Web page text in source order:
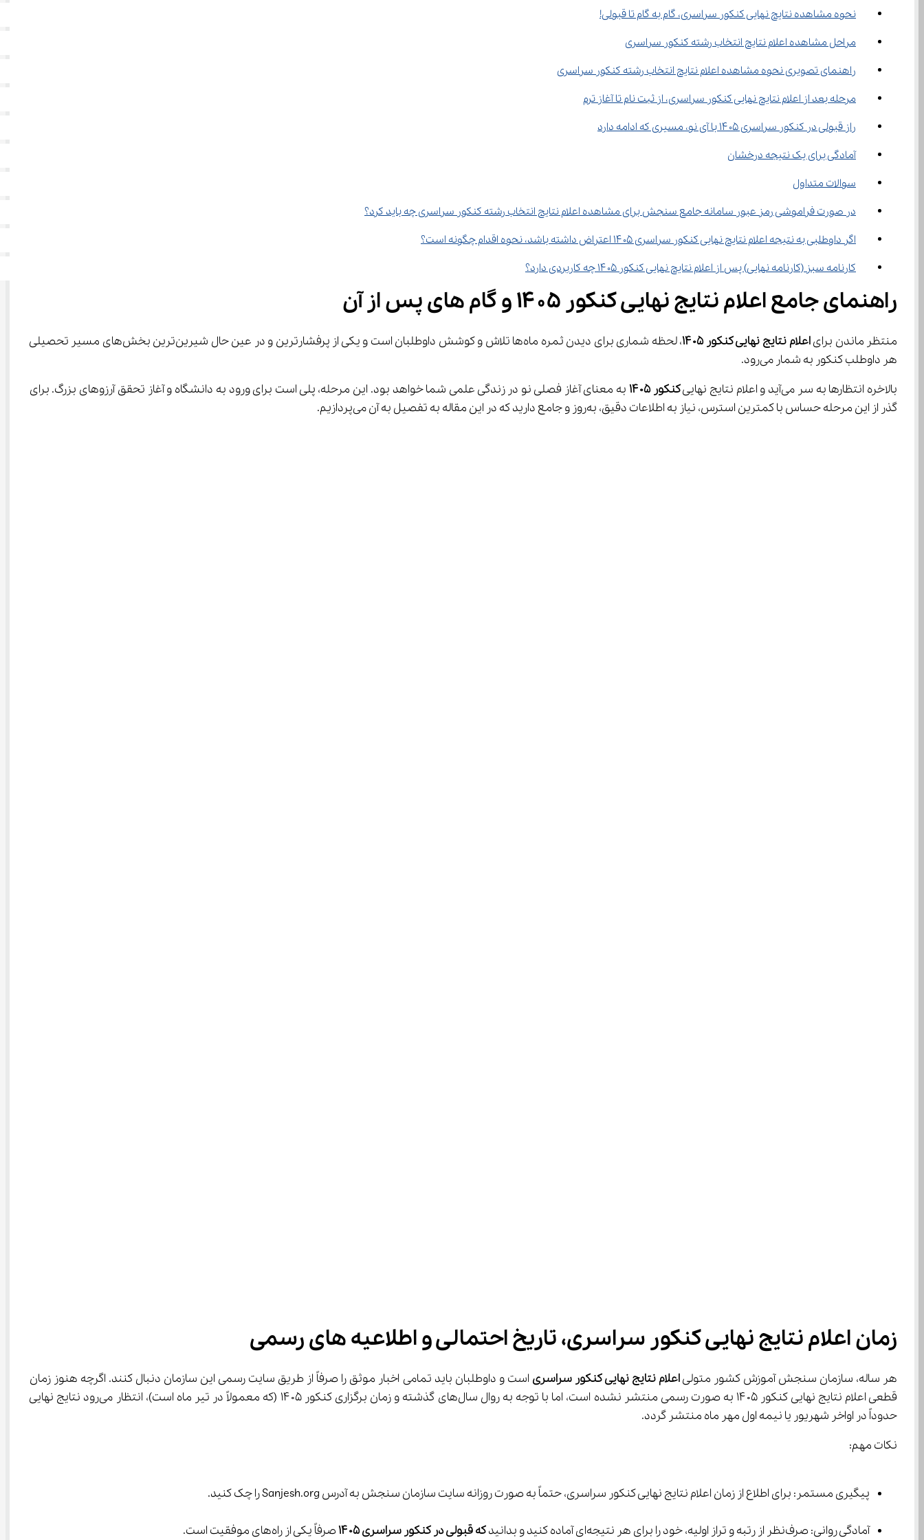
نحوه مشاهده نتایج نهایی کنکور سراسری، گام به گام تا قبولی!
مراحل مشاهده اعلام نتایج انتخاب رشته کنکور سراسری
راهنمای تصویری نحوه مشاهده اعلام نتایج انتخاب رشته کنکور سراسری
مرحله بعد از اعلام نتایج نهایی کنکور سراسری، از ثبت ‌نام تا آغاز ترم
راز قبولی در کنکور سراسری ۱۴۰۵ با آی نو، مسیری که ادامه دارد
آمادگی برای یک نتیجه درخشان
سوالات متداول
در صورت فراموشی رمز عبور سامانه جامع سنجش برای مشاهده اعلام نتایج انتخاب رشته کنکور سراسری چه باید کرد؟
اگر داوطلبی به نتیجه اعلام نتایج نهایی کنکور سراسری ۱۴۰۵ اعتراض داشته باشد، نحوه اقدام چگونه است؟
کارنامه سبز (کارنامه نهایی) پس از اعلام نتایج نهایی کنکور ۱۴۰۵ چه کاربردی دارد؟
راهنمای جامع اعلام نتایج نهایی کنکور ۱۴۰۵ و گام‌ های پس از آن
منتظر ماندن برای اعلام نتایج نهایی کنکور ۱۴۰۵
، لحظه شماری برای دیدن ثمره ماه‌ها تلاش و کوشش داوطلبان است و یکی از پرفشارترین و در عین حال شیرین‌ترین بخش‌های مسیر تحصیلی
هر داوطلب کنکور به شمار می‌رود.
بالاخره انتظارها به سر می‌آید و اعلام نتایج نهایی
کنکور ۱۴۰۵ به معنای آغاز فصلی نو در زندگی علمی شما خواهد بود. این مرحله، پلی است برای ورود به دانشگاه و آغاز تحقق آرزوهای بزرگ. برای
گذر از این مرحله حساس با کمترین استرس، نیاز به اطلاعات دقیق، به‌روز و جامع دارید که در این مقاله به تفصیل به آن می‌پردازیم.
زمان اعلام نتایج نهایی کنکور سراسری، تاریخ احتمالی و اطلاعیه‌ های رسمی
هر ساله، سازمان سنجش آموزش کشور متولی اعلام نتایج نهایی کنکور سراسری است و داوطلبان باید تمامی اخبار موثق را صرفاً از طریق سایت رسمی این سازمان دنبال کنند. اگرچه هنوز زمان
قطعی اعلام نتایج نهایی کنکور ۱۴۰۵ به صورت رسمی منتشر نشده است، اما با توجه به روال سال‌های گذشته و زمان برگزاری کنکور ۱۴۰۵ (که معمولاً در تیر ماه است)، انتظار می‌رود نتایج نهایی
حدوداً در اواخر شهریور یا نیمه اول مهر ماه منتشر گردد.
نکات مهم:
پیگیری مستمر: برای اطلاع از زمان اعلام نتایج نهایی کنکور سراسری، حتماً به صورت روزانه سایت سازمان سنجش به آدرس Sanjesh.org را چک کنید.
آمادگی روانی: صرف‌نظر از رتبه و تراز اولیه، خود را برای هر نتیجه‌ای آماده کنید و بدانید که قبولی در کنکور سراسری ۱۴۰۵ صرفاً یکی از راه‌های موفقیت است.